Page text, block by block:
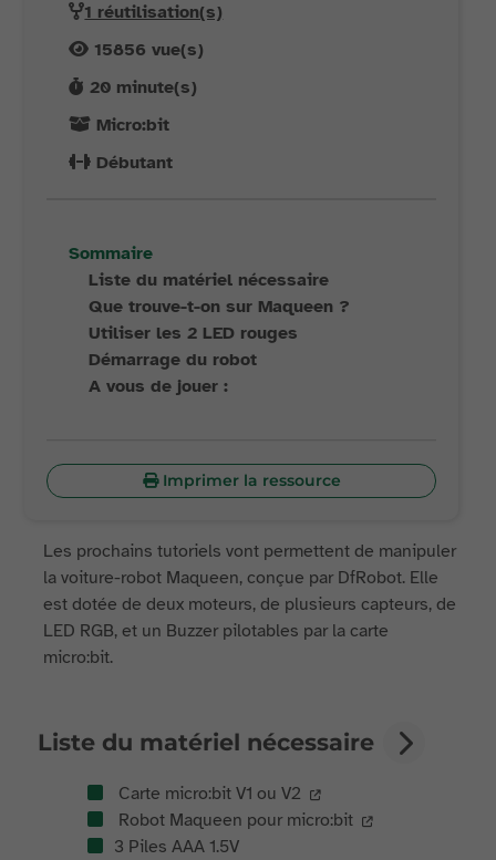
1 réutilisation(s)
15856 vue(s)
20 minute(s)
Micro:bit
Débutant
Sommaire
Liste du matériel nécessaire
Que trouve-t-on sur Maqueen ?
Utiliser les 2 LED rouges
Démarrage du robot
A vous de jouer :
Imprimer la ressource
Les prochains tutoriels vont permettent de manipuler
la voiture-robot Maqueen, conçue par DfRobot. Elle
est dotée de deux moteurs, de plusieurs capteurs, de
LED RGB, et un Buzzer pilotables par la carte
micro:bit.
Liste du matériel nécessaire
Carte micro:bit V1 ou V2
Robot Maqueen pour micro:bit
3 Piles AAA 1.5V